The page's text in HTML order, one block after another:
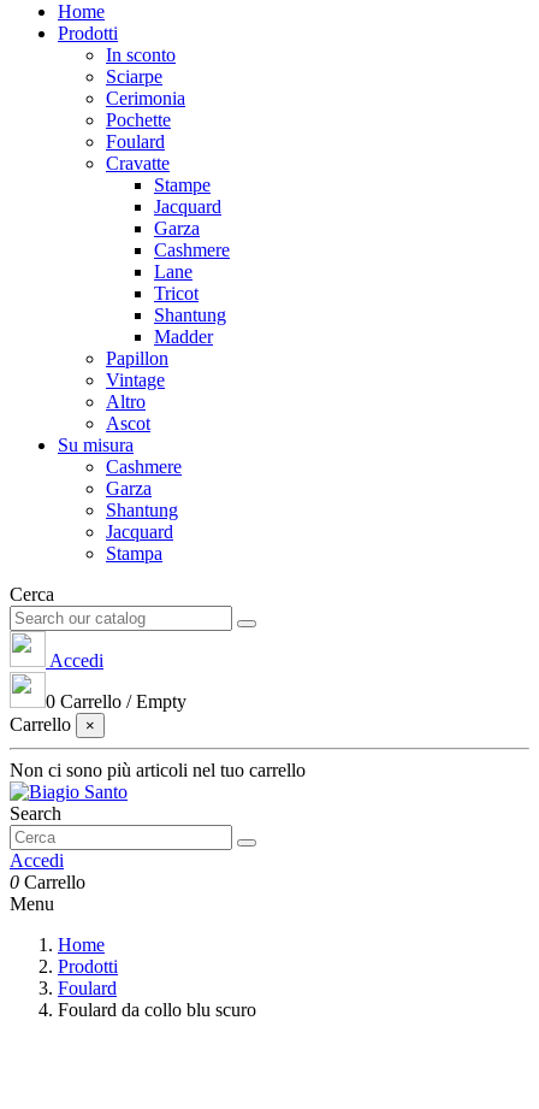
Home
Prodotti
In sconto
Sciarpe
Cerimonia
Pochette
Foulard
Cravatte
Stampe
Jacquard
Garza
Cashmere
Lane
Tricot
Shantung
Madder
Papillon
Vintage
Altro
Ascot
Su misura
Cashmere
Garza
Shantung
Jacquard
Stampa
Cerca
Accedi
0 Carrello /Empty
Carrello
×
Non ci sono più articoli nel tuo carrello
Search
Accedi
0 Carrello
Menu
Home
Prodotti
Foulard
Foulard da collo blu scuro